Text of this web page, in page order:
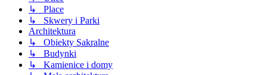
↳ Place
↳ Skwery i Parki
Architektura
↳ Obiekty Sakralne
↳ Budynki
↳ Kamienice i domy